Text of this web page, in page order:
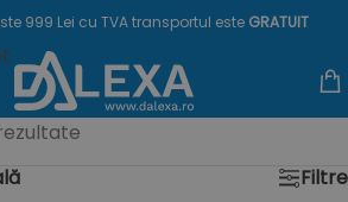
999 Lei cu TVA transportul este GRATUIT
Filtre